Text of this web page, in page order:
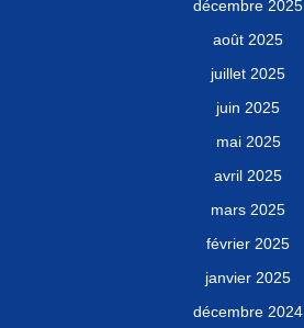
décembre 2025
août 2025
juillet 2025
juin 2025
mai 2025
avril 2025
mars 2025
février 2025
janvier 2025
décembre 2024